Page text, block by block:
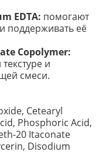
EDTA: помогают
поддерживать её
Copolymer:
и
смеси.
Cetearyl
Phosphoric Acid,
20 Itaconate
Disodium